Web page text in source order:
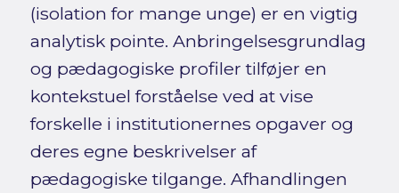
(isolation for mange unge) er en vigtig
analytisk pointe. Anbringelsesgrundlag
og pædagogiske profiler tilføjer en
kontekstuel forståelse ved at vise
forskelle i institutionernes opgaver og
deres egne beskrivelser af
pædagogiske tilgange. Afhandlingen